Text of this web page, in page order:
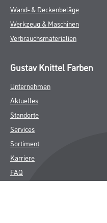
Wand- & Deckenbeläge
Werkzeug & Maschinen
Verbrauchsmaterialien
Gustav Knittel Farben
Unternehmen
Aktuelles
Standorte
Services
Sortiment
Karriere
FAQ